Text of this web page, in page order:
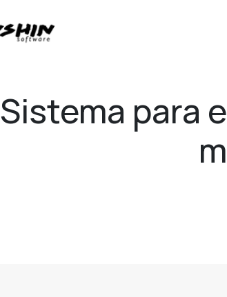
Sistema para